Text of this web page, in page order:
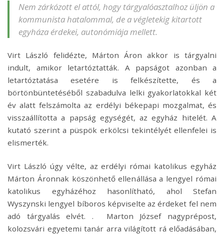
Nem zárkózott el attól, hogy tárgyalóasztalhoz üljön a
kommunista hatalommal, de a végletekig kitartott
egyháza érdekei, autonómiája mellett.
Virt László felidézte, Márton Áron akkor is tárgyalni
indult, amikor letartóztatták. A papságot azonban a
letartóztatása esetére is felkészítette, és a
börtönbüntetéséből szabadulva lelki gyakorlatokkal két
év alatt felszámolta az erdélyi békepapi mozgalmat, és
visszaállította a papság egységét, az egyház hitelét. A
kutató szerint a püspök erkölcsi tekintélyét ellenfelei is
elismerték.
Virt László úgy vélte, az erdélyi római katolikus egyház
Márton Áronnak köszönhető ellenállása a lengyel római
katolikus egyházéhoz hasonlítható, ahol Stefan
Wyszynski lengyel bíboros képviselte az érdeket fel nem
adó tárgyalás elvét. . Marton József nagyprépost,
kolozsvári egyetemi tanár arra világított rá előadásában,